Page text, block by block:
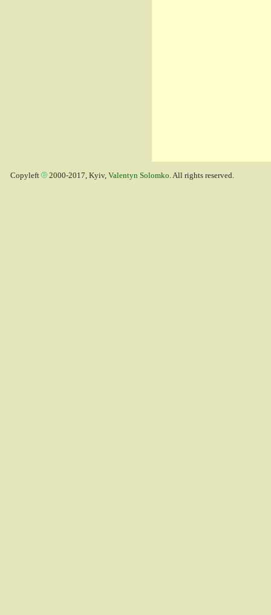
Copyleft 2000-2017, Kyiv, Valentyn Solomko. All rights reserved.